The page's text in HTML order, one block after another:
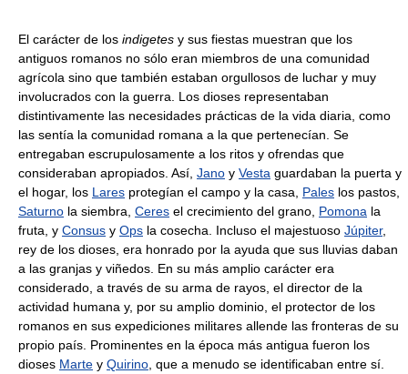
El carácter de los indigetes y sus fiestas muestran que los
antiguos romanos no sólo eran miembros de una comunidad
agrícola sino que también estaban orgullosos de luchar y muy
involucrados con la guerra. Los dioses representaban
distintivamente las necesidades prácticas de la vida diaria, como
las sentía la comunidad romana a la que pertenecían. Se
entregaban escrupulosamente a los ritos y ofrendas que
consideraban apropiados. Así, Jano y Vesta guardaban la puerta y
el hogar, los Lares protegían el campo y la casa, Pales los pastos,
Saturno la siembra, Ceres el crecimiento del grano, Pomona la
fruta, y Consus y Ops la cosecha. Incluso el majestuoso Júpiter,
rey de los dioses, era honrado por la ayuda que sus lluvias daban
a las granjas y viñedos. En su más amplio carácter era
considerado, a través de su arma de rayos, el director de la
actividad humana y, por su amplio dominio, el protector de los
romanos en sus expediciones militares allende las fronteras de su
propio país. Prominentes en la época más antigua fueron los
dioses Marte y Quirino , que a menudo se identificaban entre sí.